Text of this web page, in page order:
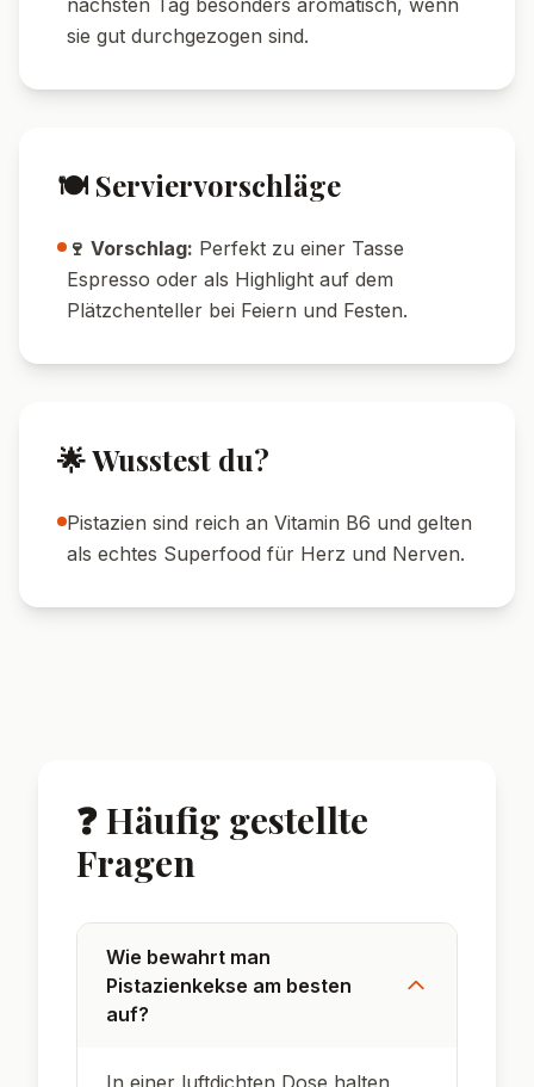
520
Kalorien Protein
52g 31g
🔄 Variationen
und Ei durch pflanzliche Alternativen
💡 Tipps & Tricks
🔥 Tipp:Die Kekse schmecken auch am
sie gut durchgezogen sind.